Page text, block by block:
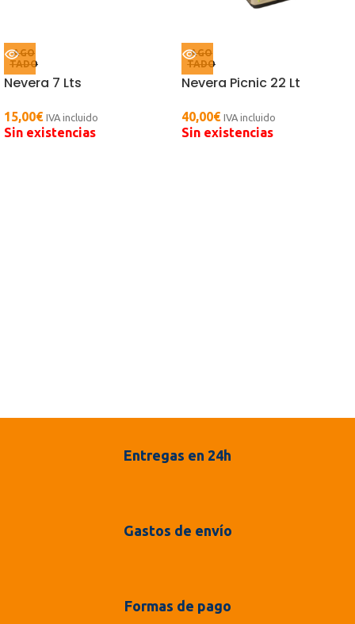
AGO
TADO
Nevera 7 Lts
15,00€ IVA incluido
Sin existencias
AGO
TADO
Nevera Picnic 22 Lt
40,00€ IVA incluido
Sin existencias
Entregas en 24h
Gastos de envío
Formas de pago